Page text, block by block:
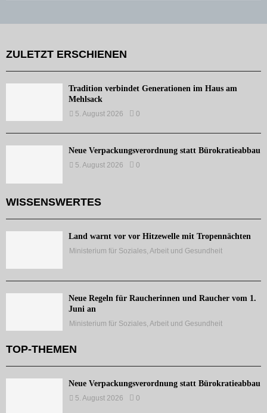
ZULETZT ERSCHIENEN
Tradition verbindet Generationen im Haus am
Mehlsack
5. August 2026 0
Neue Verpackungsverordnung statt Bürokratieabbau
5. August 2026 0
WISSENSWERTES
Land warnt vor vor Hitzewelle mit Tropennächten
Ministerium für Soziales, Arbeit und Gesundheit
Neue Regeln für Raucherinnen und Raucher vom 1.
Juni an
Ministerium für Soziales, Arbeit und Gesundheit
TOP-THEMEN
Neue Verpackungsverordnung statt Bürokratieabbau
5. August 2026 0